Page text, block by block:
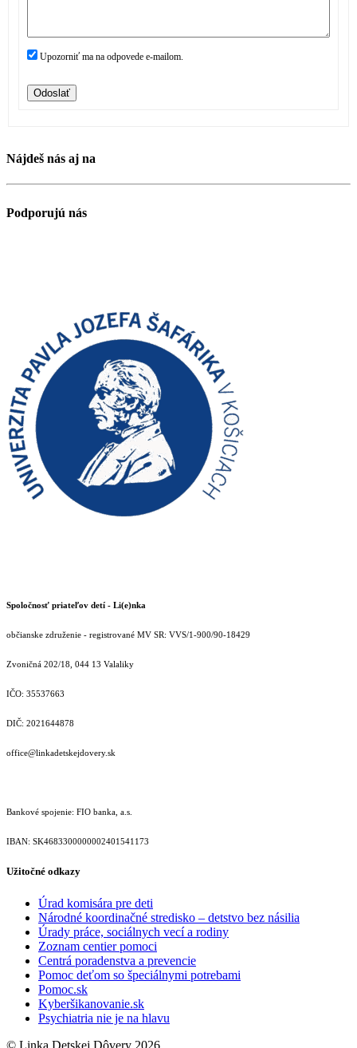
Upozorniť ma na odpovede e-mailom.
Odoslať
Nájdeš nás aj na
Podporujú nás
Spoločnosť priateľov detí - Li(e)nka
občianske združenie - registrované MV SR: VVS/1-900/90-18429
Zvoničná 202/18, 044 13 Valaliky
IČO: 35537663
DIČ: 2021644878
office@linkadetskejdovery.sk
Bankové spojenie: FIO banka, a.s.
IBAN: SK46833000000­02401541173
Užitočné odkazy
Úrad komisára pre deti
Národné koordinačné stredisko – detstvo bez násilia
Úrady práce, sociálnych vecí a rodiny
Zoznam centier pomoci
Centrá poradenstva a prevencie
Pomoc deťom so špeciálnymi potrebami
Pomoc.sk
Kyberšikanovanie.sk
Psychiatria nie je na hlavu
© Linka Detskej Dôvery 2026